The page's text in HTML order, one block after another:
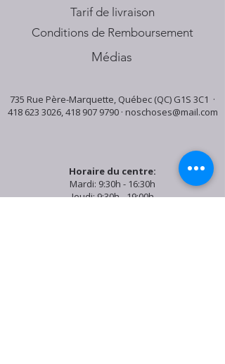
Tarif de livraison
Conditions de Remboursement
Médias
735 Rue Père-Marquette, Québec (QC) G1S 3C1 ·
418 623 3026,418 907 9790· noschoses@mail.com
Horaire du centre:
Mardi: 9:30h - 16:30h
Jeudi: 9:30h - 19:00h